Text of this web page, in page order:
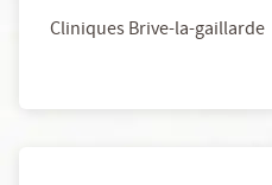
Cliniques Brive-la-gaillarde